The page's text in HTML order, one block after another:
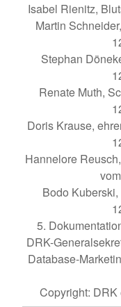
Isabel Rienitz,
Martin
Stephan
Renate Muth,
Doris Krause,
Hannelore
Bodo
5.
DRK-
Database-
Copyright: DRK